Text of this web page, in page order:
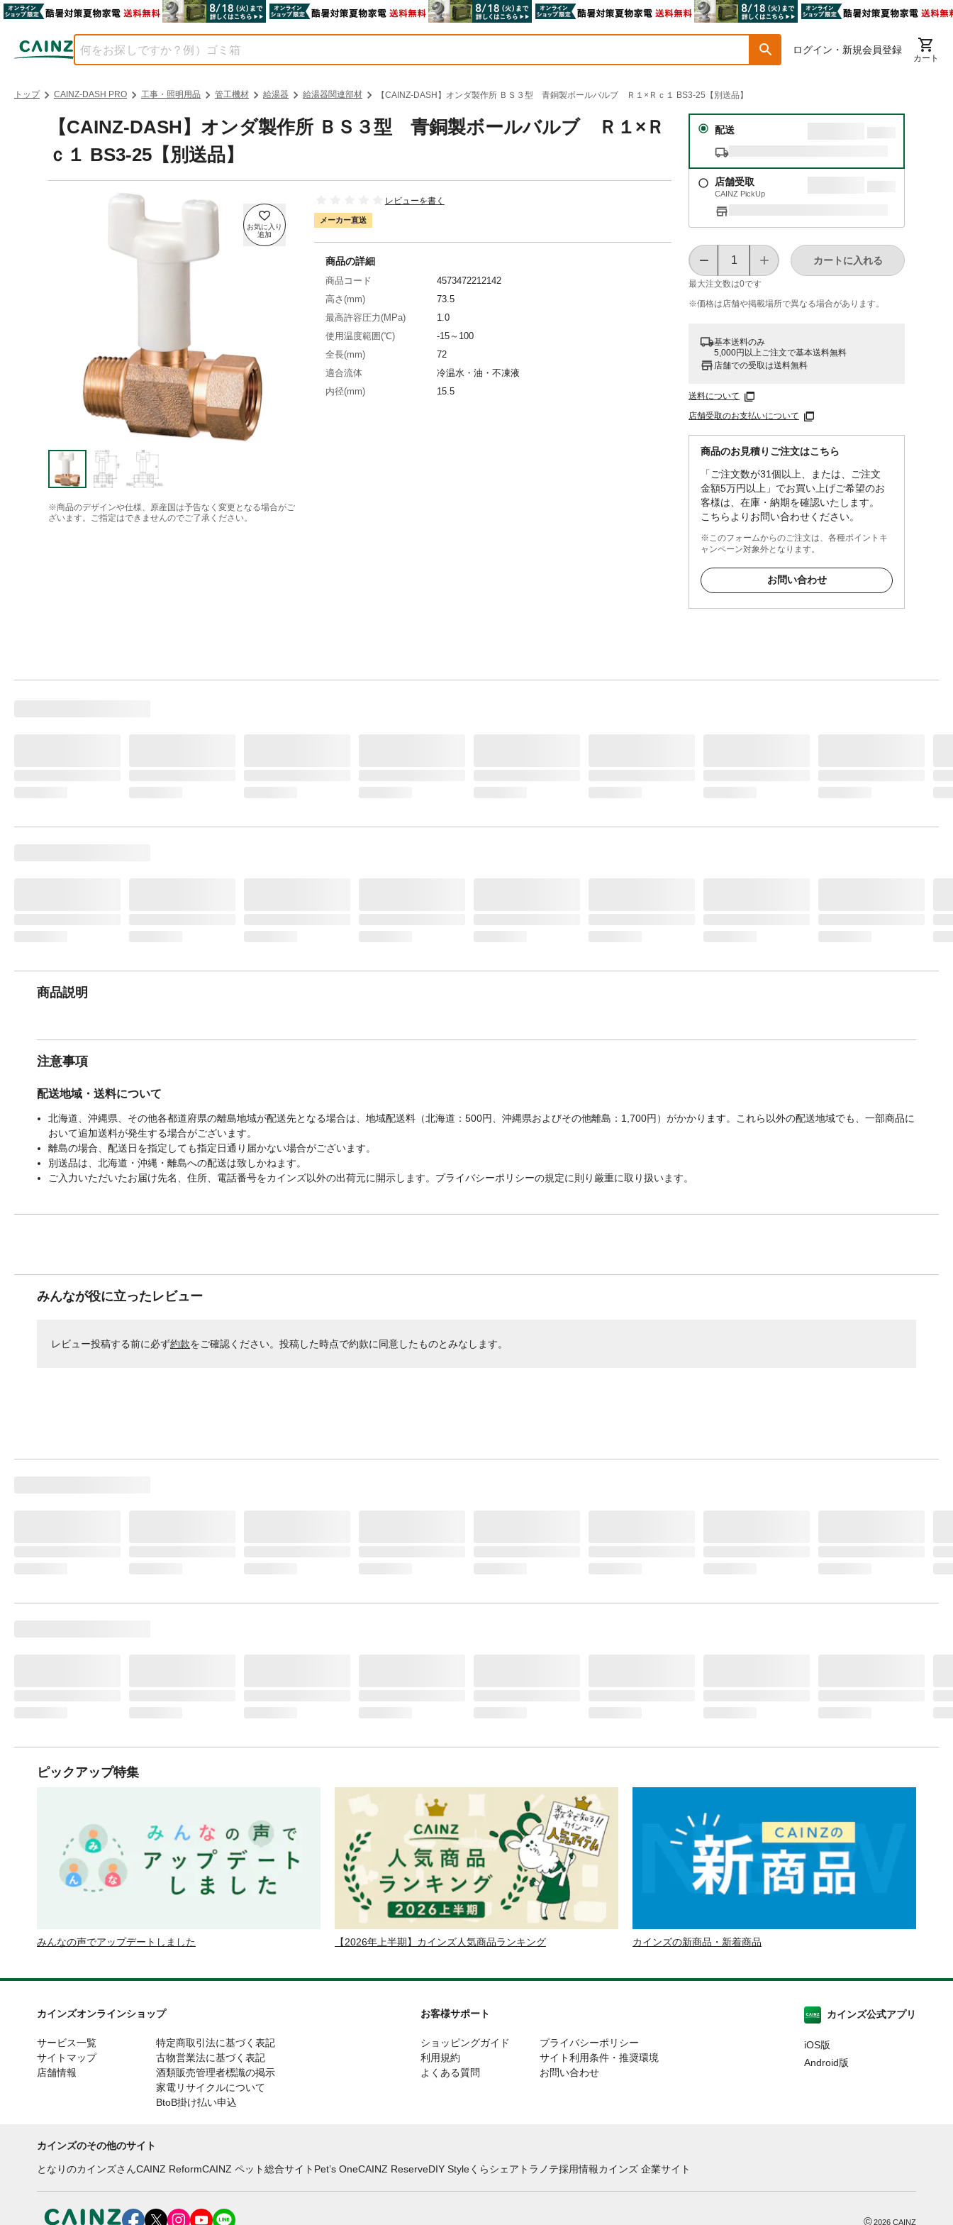
ログイン・新規会員登録
カート
トップ CAINZ-DASH PRO 工事・照明用品 管工機材 給湯器 給湯器関連部材 【CAINZ-DASH】オンダ製作所 ＢＳ３型 青銅製ボールバルブ Ｒ１×Ｒｃ１ BS3-25【別送品】
【CAINZ-DASH】オンダ製作所 ＢＳ３型 青銅製ボールバルブ Ｒ１×Ｒ
ｃ１ BS3-25【別送品】
※商品のデザインや仕様、原産国は予告なく変更となる場合がご
ざいます。ご指定はできませんのでご了承ください。
レビューを書く
メーカー直送
配送
店舗受取
CAINZ PickUp
最大注文数は0です
カートに入れる
※価格は​店舗や​掲載場所で​異なる​場合が​あります。
基本送料のみ
5,000円以上ご注文で基本送料無料
店舗での受取は送料無料
送料について
店舗受取のお支払いについて
商品のお見積りご注文はこちら
「ご注文数が31個以上、または、ご注文
金額5万円以上」でお買い上げご希望のお
客様は、在庫・納期を確認いたします。
こちらよりお問い合わせください。
※このフォームからのご注文は、各種ポイントキ
ャンペーン対象外となります。
お問い合わせ
商品の詳細
商品コード
4573472212142
高さ(mm)
73.5
最高許容圧力(MPa)
1.0
使用温度範囲(℃)
-15～100
全長(mm)
72
適合流体
冷温水・油・不凍液
内径(mm)
15.5
商品説明
注意事項
配送地域・送料について
北海道、沖縄県、その他各都道府県の離島地域が配送先となる場合は、地域配送料（北海道：500円、沖縄県およびその他離島：1,700円）がかかります。これら以外の配送地域でも、一部商品に
おいて追加送料が発生する場合がございます。
離島の場合、配送日を指定しても指定日通り届かない場合がございます。
別送品は、北海道・沖縄・離島への配送は致しかねます。
ご入力いただいたお届け先名、住所、電話番号をカインズ以外の出荷元に開示します。プライバシーポリシーの規定に則り厳重に取り扱います。
みんなが役に立ったレビュー
レビュー投稿する前に必ず約款をご確認ください。投稿した時点で約款に同意したものとみなします。
ピックアップ特集
みんなの声でアップデートしました 【2026年上半期】カインズ人気商品ランキング カインズの新商品・新着商品
カインズオンラインショップ
サービス一覧
サイトマップ
店舗情報
特定商取引法に基づく表記
古物営業法に基づく表記
酒類販売管理者標識の掲示
家電リサイクルについて
BtoB掛け払い申込
お客様サポート
ショッピングガイド
利用規約
よくある質問
プライバシーポリシー
サイト利用条件・推奨環境
お問い合わせ
カインズ公式アプリ
iOS版
Android版
カインズのその他のサイト
となりのカインズさんCAINZ ReformCAINZ ペット総合サイト Pet’s OneCAINZ ReserveDIY Styleくらシェア トラノテ採用情報カインズ 企業サイト
©2026 CAINZ